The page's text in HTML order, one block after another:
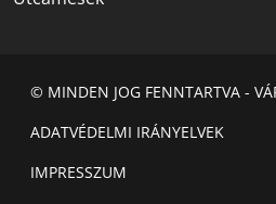
© MINDEN JOG FENNTARTVA -
ADATVÉDELMI IRÁNYELVEK
IMPRESSZUM